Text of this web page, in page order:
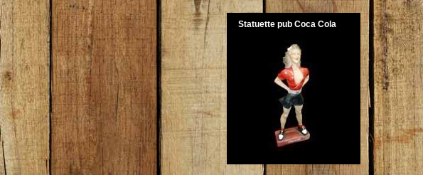
Statuette pub Coca Cola